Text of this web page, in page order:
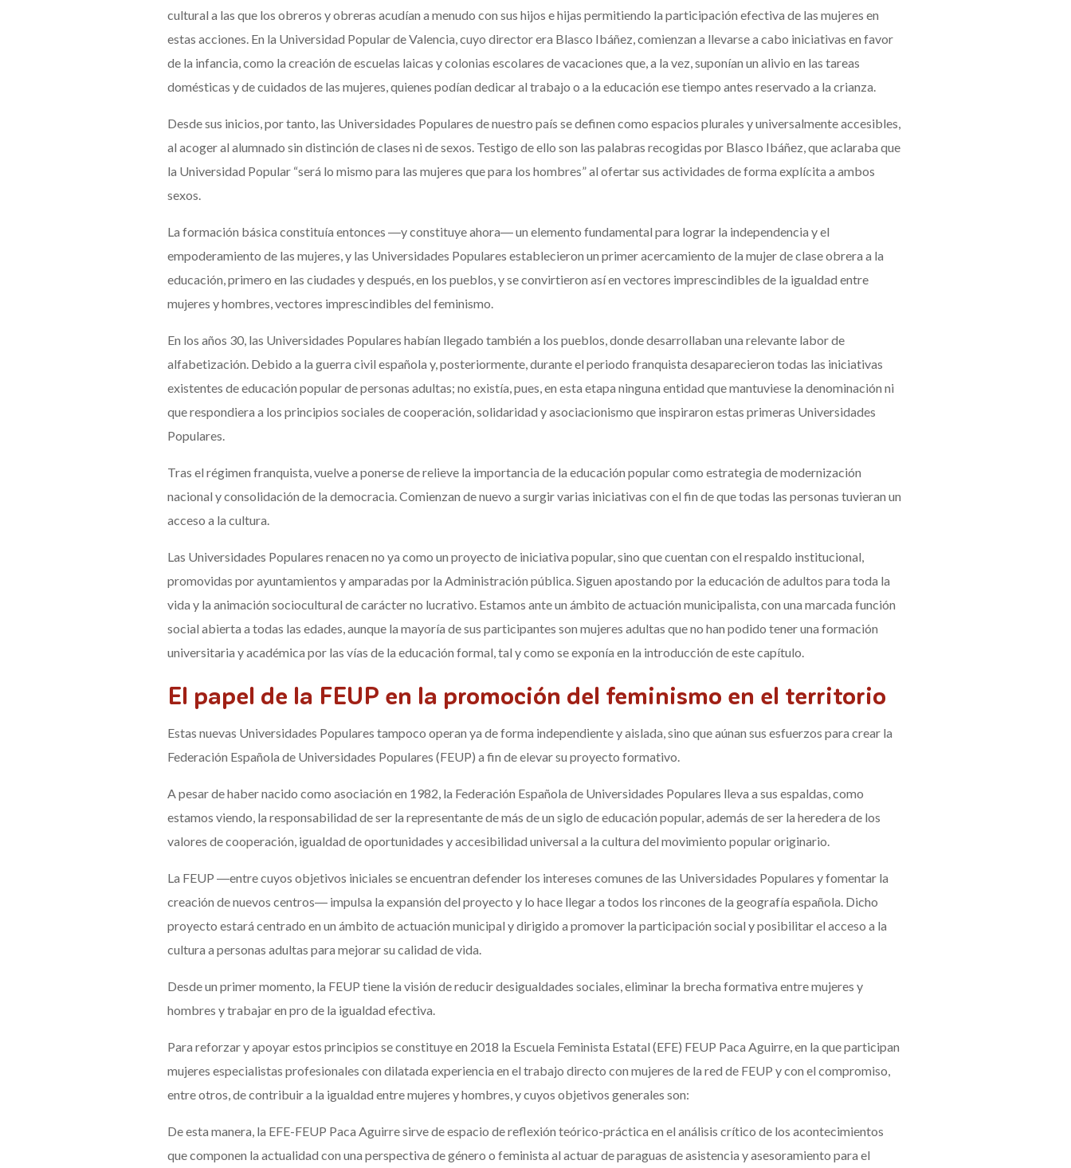
cultural a las que los obreros y obreras acudían a menudo con sus hijos e hijas permitiendo la participación efectiva de las mujeres en
estas acciones. En la Universidad Popular de Valencia, cuyo director era Blasco Ibáñez, comienzan a llevarse a cabo iniciativas en favor
de la infancia, como la creación de escuelas laicas y colonias escolares de vacaciones que, a la vez, suponían un alivio en las tareas
domésticas y de cuidados de las mujeres, quienes podían dedicar al trabajo o a la educación ese tiempo antes reservado a la crianza.
Desde sus inicios, por tanto, las Universidades Populares de nuestro país se definen como espacios plurales y universalmente accesibles,
al acoger al alumnado sin distinción de clases ni de sexos. Testigo de ello son las palabras recogidas por Blasco Ibáñez, que aclaraba que
la Universidad Popular “será lo mismo para las mujeres que para los hombres” al ofertar sus actividades de forma explícita a ambos
sexos.
La formación básica constituía entonces ―y constituye ahora― un elemento fundamental para lograr la independencia y el
empoderamiento de las mujeres, y las Universidades Populares establecieron un primer acercamiento de la mujer de clase obrera a la
educación, primero en las ciudades y después, en los pueblos, y se convirtieron así en vectores imprescindibles de la igualdad entre
mujeres y hombres, vectores imprescindibles del feminismo.
En los años 30, las Universidades Populares habían llegado también a los pueblos, donde desarrollaban una relevante labor de
alfabetización. Debido a la guerra civil española y, posteriormente, durante el periodo franquista desaparecieron todas las iniciativas
existentes de educación popular de personas adultas; no existía, pues, en esta etapa ninguna entidad que mantuviese la denominación ni
que respondiera a los principios sociales de cooperación, solidaridad y asociacionismo que inspiraron estas primeras Universidades
Populares.
Tras el régimen franquista, vuelve a ponerse de relieve la importancia de la educación popular como estrategia de modernización
nacional y consolidación de la democracia. Comienzan de nuevo a surgir varias iniciativas con el fin de que todas las personas tuvieran un
acceso a la cultura.
Las Universidades Populares renacen no ya como un proyecto de iniciativa popular, sino que cuentan con el respaldo institucional,
promovidas por ayuntamientos y amparadas por la Administración pública. Siguen apostando por la educación de adultos para toda la
vida y la animación sociocultural de carácter no lucrativo. Estamos ante un ámbito de actuación municipalista, con una marcada función
social abierta a todas las edades, aunque la mayoría de sus participantes son mujeres adultas que no han podido tener una formación
universitaria y académica por las vías de la educación formal, tal y como se exponía en la introducción de este capítulo.
El papel de la FEUP en la promoción del feminismo en el territorio
Estas nuevas Universidades Populares tampoco operan ya de forma independiente y aislada, sino que aúnan sus esfuerzos para crear la
Federación Española de Universidades Populares (FEUP) a fin de elevar su proyecto formativo.
A pesar de haber nacido como asociación en 1982, la Federación Española de Universidades Populares lleva a sus espaldas, como
estamos viendo, la responsabilidad de ser la representante de más de un siglo de educación popular, además de ser la heredera de los
valores de cooperación, igualdad de oportunidades y accesibilidad universal a la cultura del movimiento popular originario.
La FEUP ―entre cuyos objetivos iniciales se encuentran defender los intereses comunes de las Universidades Populares y fomentar la
creación de nuevos centros― impulsa la expansión del proyecto y lo hace llegar a todos los rincones de la geografía española. Dicho
proyecto estará centrado en un ámbito de actuación municipal y dirigido a promover la participación social y posibilitar el acceso a la
cultura a personas adultas para mejorar su calidad de vida.
Desde un primer momento, la FEUP tiene la visión de reducir desigualdades sociales, eliminar la brecha formativa entre mujeres y
hombres y trabajar en pro de la igualdad efectiva.
Para reforzar y apoyar estos principios se constituye en 2018 la Escuela Feminista Estatal (EFE) FEUP Paca Aguirre, en la que participan
mujeres especialistas profesionales con dilatada experiencia en el trabajo directo con mujeres de la red de FEUP y con el compromiso,
entre otros, de contribuir a la igualdad entre mujeres y hombres, y cuyos objetivos generales son:
De esta manera, la EFE-FEUP Paca Aguirre sirve de espacio de reflexión teórico-práctica en el análisis crítico de los acontecimientos
que componen la actualidad con una perspectiva de género o feminista al actuar de paraguas de asistencia y asesoramiento para el